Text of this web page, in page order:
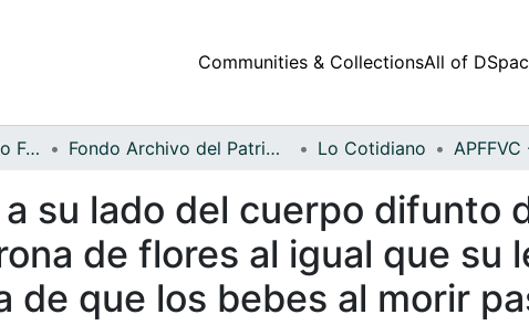
Communities & CollectionsAll of
Archivo del Patrimonio Fotográfico y Fílmico del Valle del Cauca Fondo Archivo del Patrimonio Fotográfico y Fílmico del Valle del Cauca Lo Cotidiano
su lado del cuerpo difunto
de flores al igual que su
de que los bebes al morir